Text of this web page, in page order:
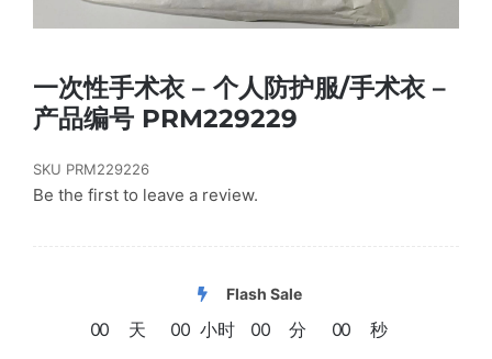
一次性手术衣 – 个人防护服/手术衣 –
产品编号 PRM229229
SKU PRM229226
Be the first to leave a review.
Flash Sale
00 天 00 小时 00 分 00 秒